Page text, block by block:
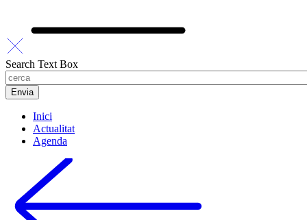
Search Text Box
Inici
Actualitat
Agenda